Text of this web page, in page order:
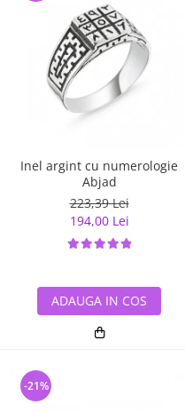
Inel argint cu numerologie
Abjad
223,39 Lei
194,00 Lei
ADAUGA IN COS
-21%